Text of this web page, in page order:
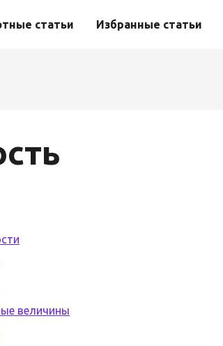
статьи Избранные статьи
величины